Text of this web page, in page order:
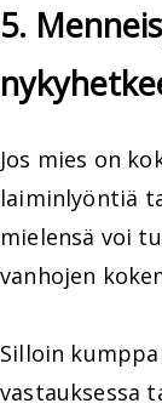
5.
Jos mies on
laiminlyöntiä
mielensä voi
vanhojen
Silloin
vastauksessa